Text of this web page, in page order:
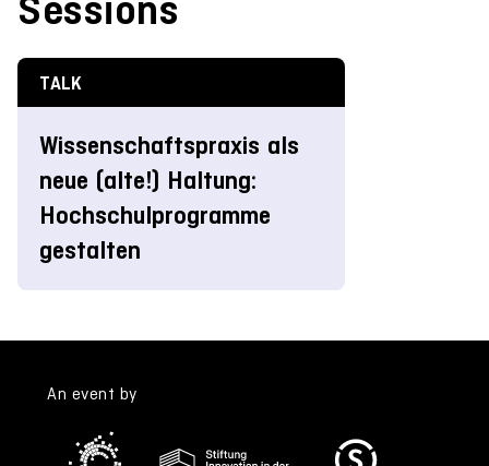
TALK
Wissenschaftspraxis als
neue (alte!) Haltung:
Hochschulprogramme
gestalten
An event by